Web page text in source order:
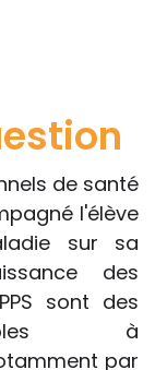
de santé
l'élève
sur sa
des
sont des
à
par